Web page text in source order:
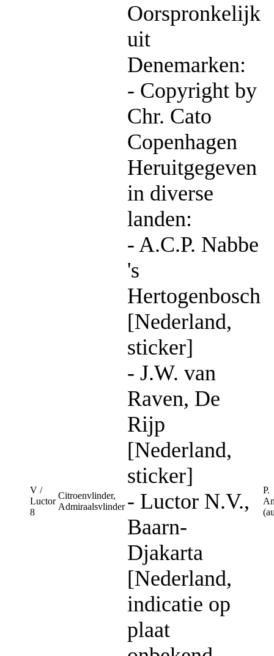
V /
Luctor
8
Citroenvlinder,
Admiraalsvlinder
Oorspronkelijk
uit
Denemarken:
- Copyright by
Chr. Cato
Copenhagen
Heruitgegeven
in diverse
landen:
- A.C.P. Nabbe
's
Hertogenbosch
[Nederland,
sticker]
- J.W. van
Raven, De
Rijp
[Nederland,
sticker]
- Luctor N.V.,
Baarn-
Djakarta
[Nederland,
indicatie op
plaat
P.